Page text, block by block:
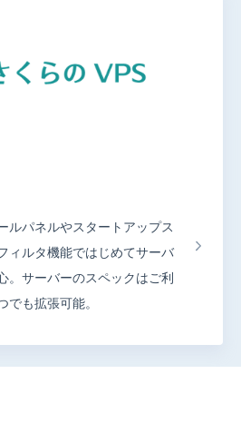
ルパネルやスタートアップス
ィルタ機能ではじめてサーバ
。サーバーのスペックはご利
でも拡張可能。